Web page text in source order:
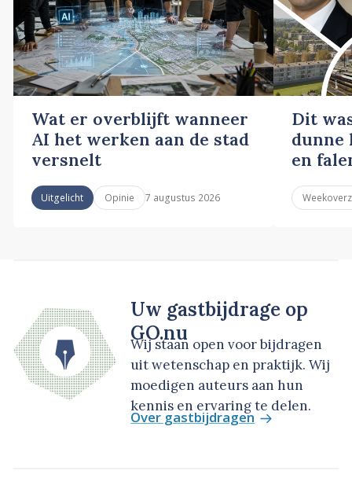
Wat er overblijft wanneer
AI het werken aan de stad
versnelt
Uitgelicht Opinie 7 augustus 2026
Dit
dunne
en
Uw gastbijdrage op
GO.nu
Wij staan open voor bijdragen
uit wetenschap en praktijk. Wij
moedigen auteurs aan hun
kennis en ervaring te delen.
Over gastbijdragen